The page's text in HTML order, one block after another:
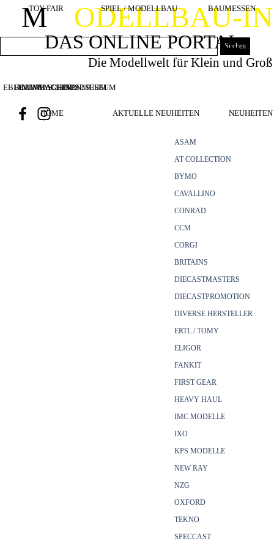
Direkt zum SeiteninhaltODELLBAU-
M
TOY FAIR SPIEL / MODELLBAU BAUMESSEN
DAS ONLINE PORTAL
Suchen
Die Modellwelt für Klein und Groß
BOUWMACHINES
BAUMASCHINENMUSEUM
EBIANUMBAGGERMUSEUM
HOME AKTUELLE NEUHEITEN
ASAM
AT COLLECTION
BYMO
CAVALLINO
CONRAD
CCM
CORGI
BRITAINS
DIECASTMASTERS
DIECASTPROMOTION
DIVERSE HERSTELLER
ERTL / TOMY
ELIGOR
FANKIT
FIRST GEAR
HEAVY HAUL
IMC MODELLE
IXO
KPS MODELLE
NEW RAY
NZG
OXFORD
TEKNO
SPECCAST